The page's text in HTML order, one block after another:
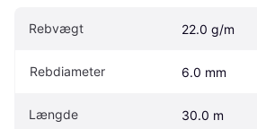
Rebvægt 22.0 g/m
Rebdiameter 6.0 mm
Længde 30.0 m